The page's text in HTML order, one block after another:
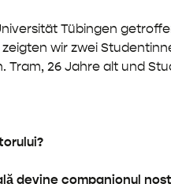
Tübingen
wir zwei
Tram, 26 Jahre alt und
devine companionul